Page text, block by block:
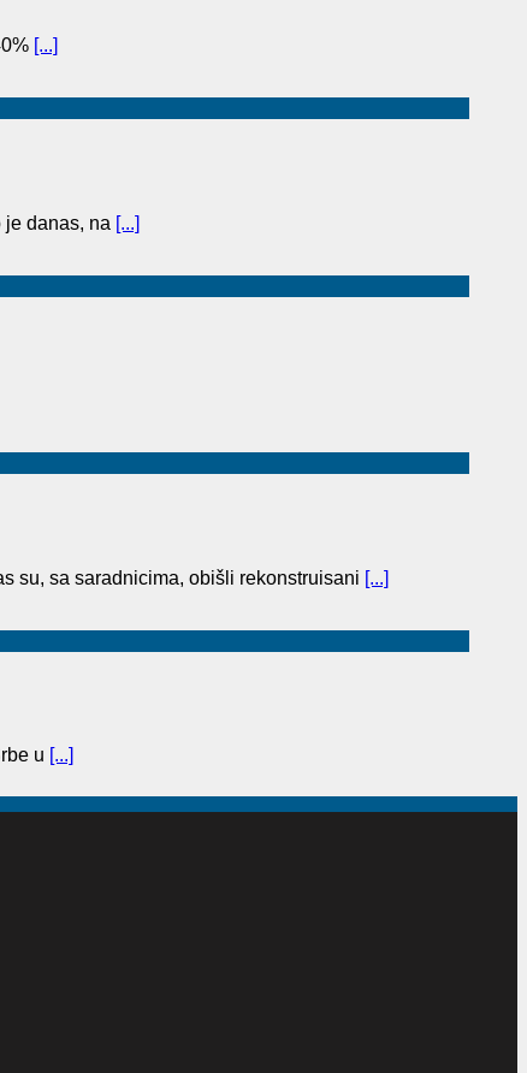
[...]
danas, na [...]
su, sa saradnicima, obišli rekonstruisani [...]
u [...]